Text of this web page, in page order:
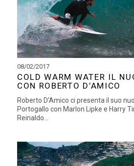
08/02/2017
COLD WARM WATER IL
CON ROBERTO D’AMICO
Roberto D’Amico ci presenta il suo
Portogallo con Marlon Lipke e Harry
Reinaldo...